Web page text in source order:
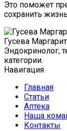
Это поможет
сохранить
Гусева
Эндокринолог,
категории.
Навигация
Главная
Статьи
Аптека
Наша
Контакты